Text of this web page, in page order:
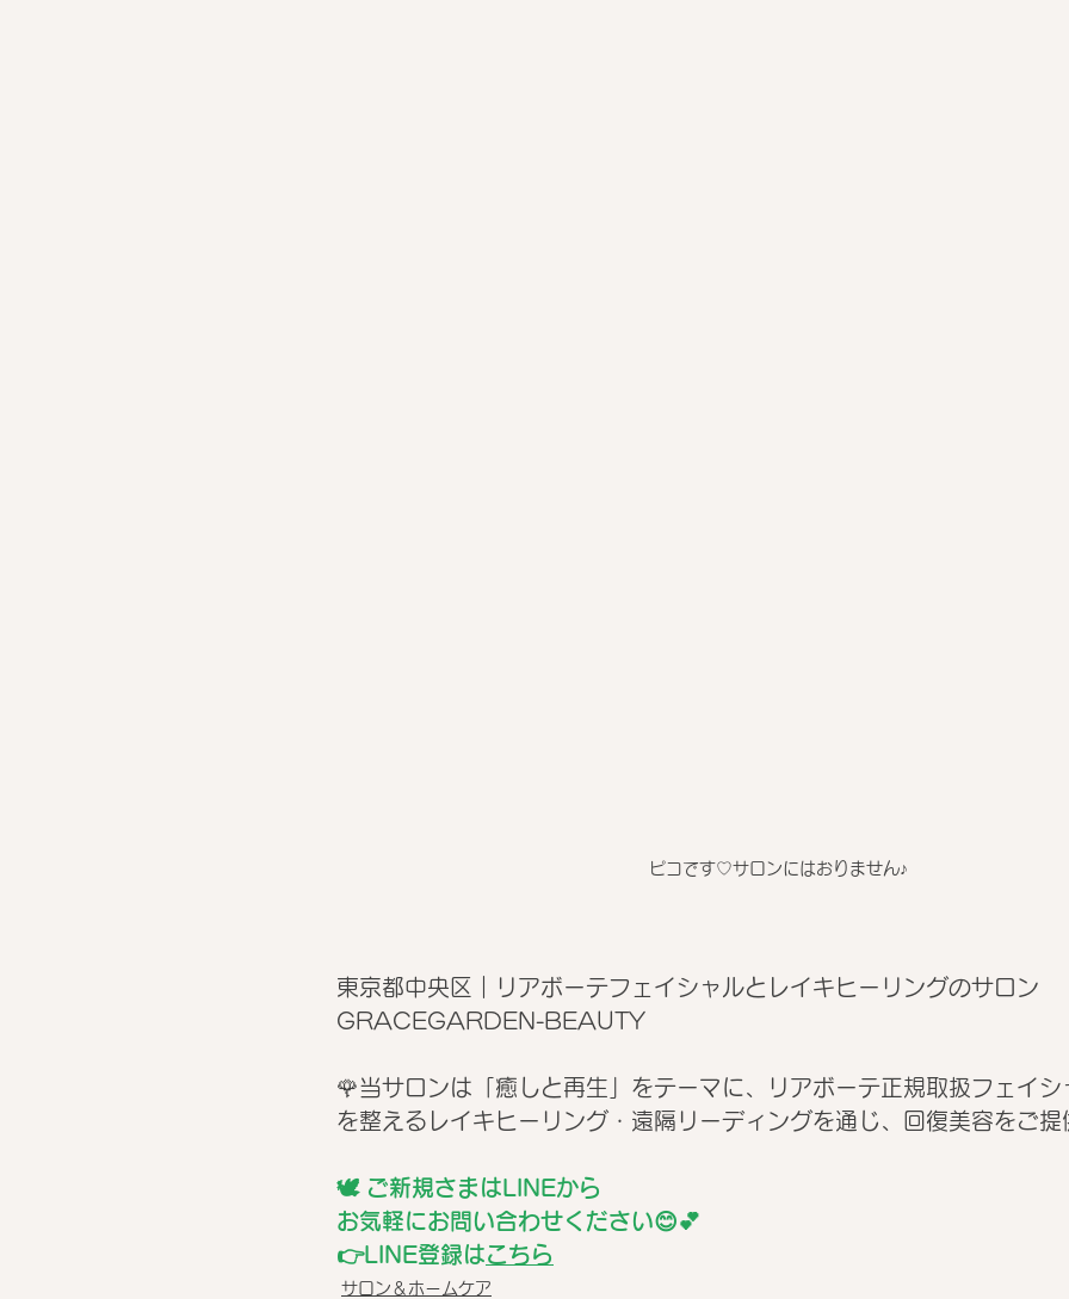
ピコです♡サロンにはおりません♪
東京都中央区｜リアボーテフェイシャルとレイキヒーリングのサロン
GRACEGARDEN-BEAUTY
🌹当サロンは「癒しと再生」をテーマに、リアボーテ正規取扱フェイシ
を整えるレイキヒーリング・遠隔リーディングを通じ、回復美容をご提
🕊 ご新規さまはLINEから
お気軽にお問い合わせください😊💕
👉LINE登録はこちら
サロン＆ホームケア